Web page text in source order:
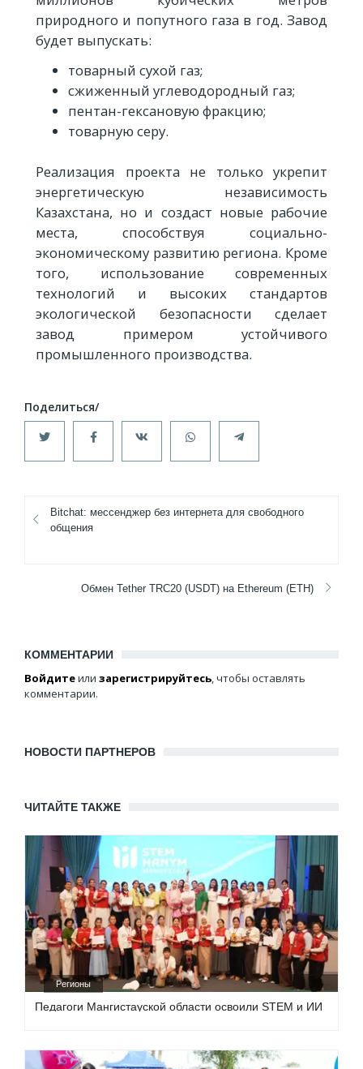
природного и попутного газа в год. Завод
будет выпускать:
товарный сухой газ;
сжиженный углеводородный газ;
пентан-гексановую фракцию;
товарную серу.
Реализация проекта не только укрепит
энергетическую независимость
Казахстана, но и создаст новые рабочие
места, способствуя социально-
экономическому развитию региона. Кроме
того, использование современных
технологий и высоких стандартов
экологической безопасности сделает
завод примером устойчивого
промышленного производства.
Bitchat: мессенджер без интернета для свободного
общения
Обмен Tether TRC20 (USDT) на Ethereum (ETH)
КОММЕНТАРИИ
Войдитеили зарегистрируйтесь , чтобы оставлять
комментарии.
НОВОСТИ ПАРТНЕРОВ
ЧИТАЙТЕ ТАКЖЕ
Регионы
Педагоги Мангистауской области освоили STEM и ИИ